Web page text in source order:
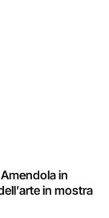
in
in mostra